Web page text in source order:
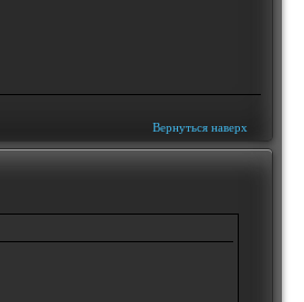
Вернуться наверх